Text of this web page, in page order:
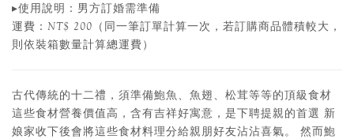
▸使用說明：男方訂婚需準備
運費：NT$ 200（同一筆訂單計算一次，若訂購商品體積較大，
則依裝箱數量計算總運費）
古代傳統的十二禮，須準備鮑魚、魚翅、松茸等等的頂級食材
這些食材營養價值高，含有吉祥好寓意，是下聘提親的首選 新
娘家收下後會將這些食材料理分給親朋好友沾沾喜氣。 然而鮑